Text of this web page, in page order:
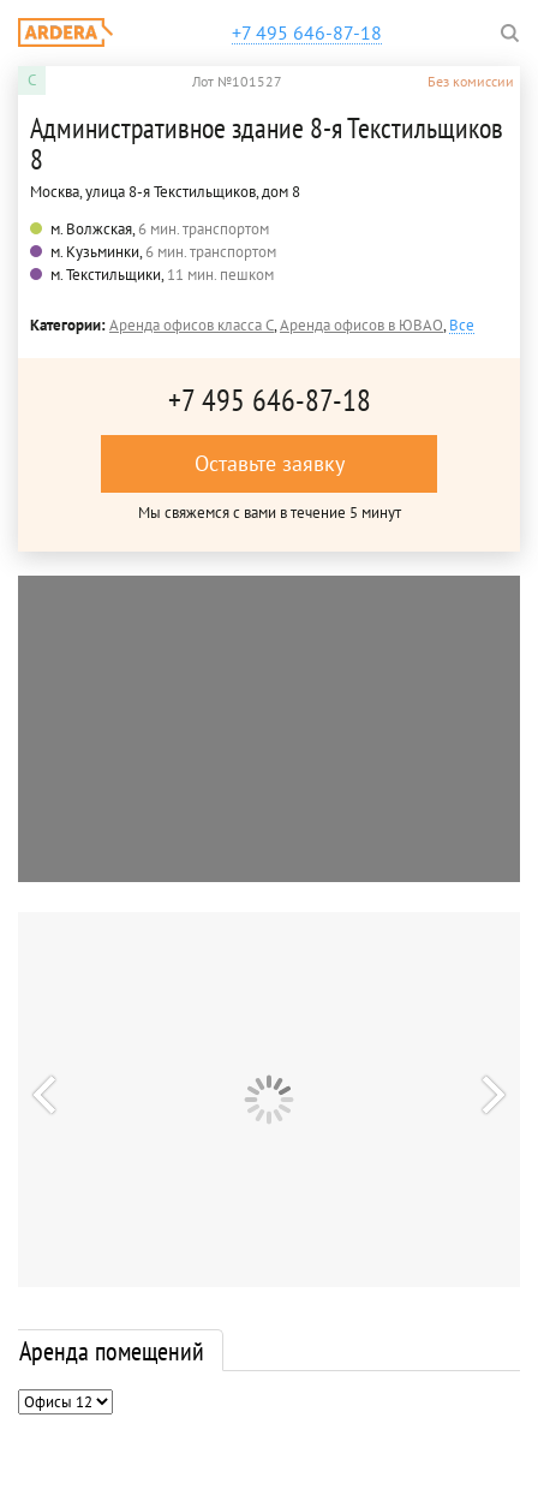
+7 495 646-87-18
C Лот №101527 Без комиссии
Административное здание 8-я Текстильщиков
8
Москва, улица 8-я Текстильщиков, дом 8
м. Волжская,6 мин. транспортом
м. Кузьминки,6 мин. транспортом
м. Текстильщики,11 мин. пешком
Категории:Аренда офисов класса C,Аренда офисов в ЮВАО,Все
+7 495 646-87-18
Оставьте заявку
Мы свяжемся с вами в течение 5 минут
Аренда помещений